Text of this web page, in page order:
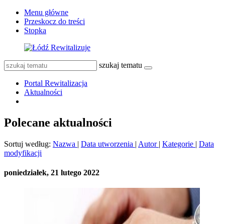
Menu główne
Przeskocz do treści
Stopka
szukaj tematu
Portal Rewitalizacja
Aktualności
Polecane aktualności
Sortuj według: Nazwa | Data utworzenia | Autor | Kategorie | Data
modyfikacji
poniedziałek, 21 lutego 2022